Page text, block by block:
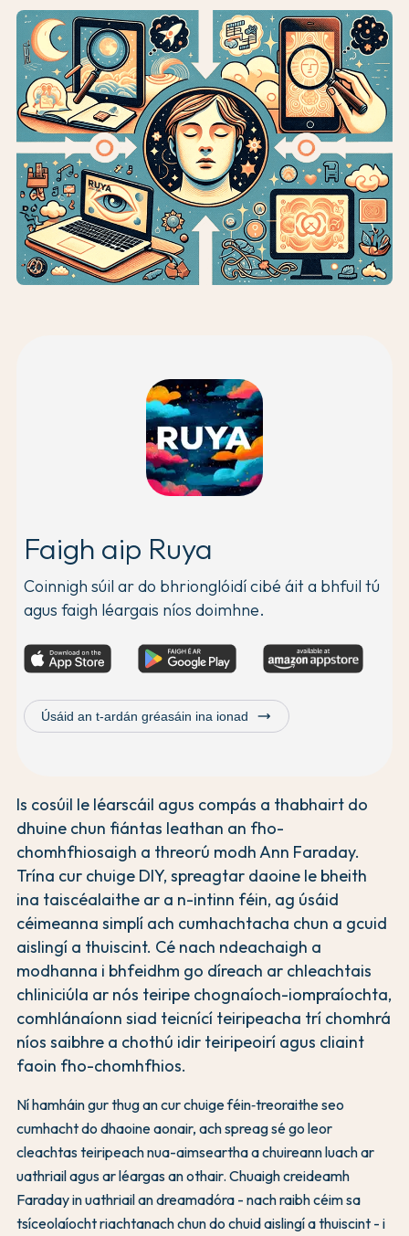
Faigh aip Ruya
Coinnigh súil ar do bhrionglóidí cibé áit a bhfuil tú
agus faigh léargais níos doimhne.
Úsáid an t-ardán gréasáin ina ionad trending_flat
Is cosúil le léarscáil agus compás a thabhairt do
dhuine chun fiántas leathan an fho-
chomhfhiosaigh a threorú modh Ann Faraday.
Trína cur chuige DIY, spreagtar daoine le bheith
ina taiscéalaithe ar a n-intinn féin, ag úsáid
céimeanna simplí ach cumhachtacha chun a gcuid
aislingí a thuiscint. Cé nach ndeachaigh a
modhanna i bhfeidhm go díreach ar chleachtais
chliniciúla ar nós teiripe chognaíoch-iompraíochta,
comhlánaíonn siad teicnící teiripeacha trí chomhrá
níos saibhre a chothú idir teiripeoirí agus cliaint
faoin fho-chomhfhios.
Ní hamháin gur thug an cur chuige féin‑treoraithe seo
cumhacht do dhaoine aonair, ach spreag sé go leor
cleachtas teiripeach nua-aimseartha a chuireann luach ar
uathriail agus ar léargas an othair. Chuaigh creideamh
Faraday in uathriail an dreamadóra - nach raibh céim sa
tsíceolaíocht riachtanach chun do chuid aislingí a thuiscint - i